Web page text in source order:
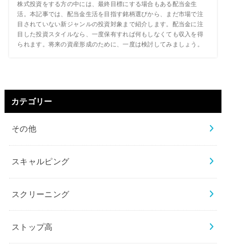
株式投資をする方の中には、最終目標にする場合もある配当金生
活。本記事では、配当金生活を目指す銘柄選びから、まだ市場で注
目されていない新ジャンルの投資対象まで紹介します。配当金に注
目した投資スタイルなら、一度保有すれば何もしなくても収入を得
られます。将来の資産形成のために、一度は検討してみましょう。
カテゴリー
その他
スキャルピング
スクリーニング
ストップ高